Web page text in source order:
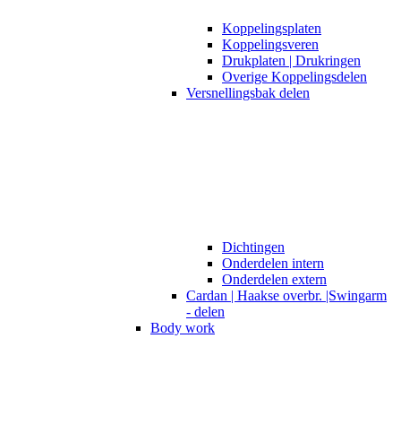
Koppelingsplaten
Koppelingsveren
Drukplaten | Drukringen
Overige Koppelingsdelen
Versnellingsbak delen
Dichtingen
Onderdelen intern
Onderdelen extern
Cardan | Haakse overbr. |Swingarm
- delen
Body work